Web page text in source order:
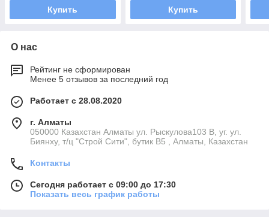
Купить Купить
О нас
Рейтинг не сформирован
Менее 5 отзывов за последний год
Работает с 28.08.2020
г. Алматы
050000 Казахстан Алматы ул. Рыскулова103 В, уг. ул.
Биянху, т/ц "Строй Сити", бутик В5 , Алматы, Казахстан
Контакты
Сегодня работает с 09:00 до 17:30
Показать весь график работы